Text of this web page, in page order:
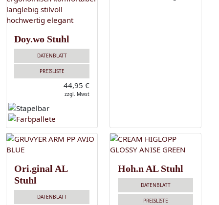
Doy.wo Stuhl
DATENBLATT
PREISLISTE
44,95 €
zzgl. Mwst
Ori.ginal AL
Stuhl
DATENBLATT
Hoh.n AL Stuhl
DATENBLATT
PREISLISTE